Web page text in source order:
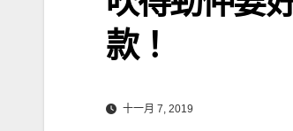
款！
十一月 7, 2019